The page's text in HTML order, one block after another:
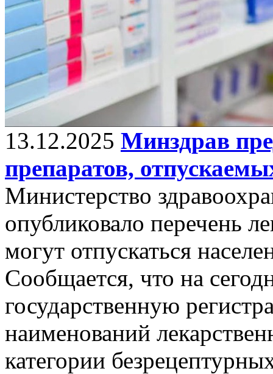
13.12.2025 Минздрав
препаратов,
Министерство
опубликовало перечень
могут отпускаться
Сообщается, что на
государственную
наименований
категории